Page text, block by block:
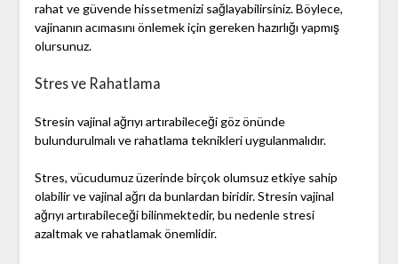
rahat ve güvende hissetmenizi sağlayabilirsiniz. Böylece,
vajinanın acımasını önlemek için gereken hazırlığı yapmış
olursunuz.
Stres ve Rahatlama
Stresin vajinal ağrıyı artırabileceği göz önünde
bulundurulmalı ve rahatlama teknikleri uygulanmalıdır.
Stres, vücudumuz üzerinde birçok olumsuz etkiye sahip
olabilir ve vajinal ağrı da bunlardan biridir. Stresin vajinal
ağrıyı artırabileceği bilinmektedir, bu nedenle stresi
azaltmak ve rahatlamak önemlidir.